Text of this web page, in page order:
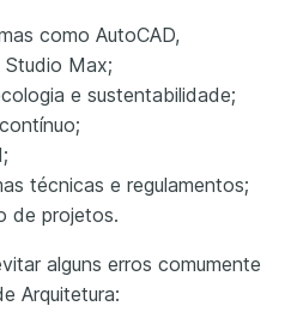
como AutoCAD,
Max;
e sustentabilidade;
técnicas e regulamentos;
de projetos.
alguns erros comumente
Arquitetura: